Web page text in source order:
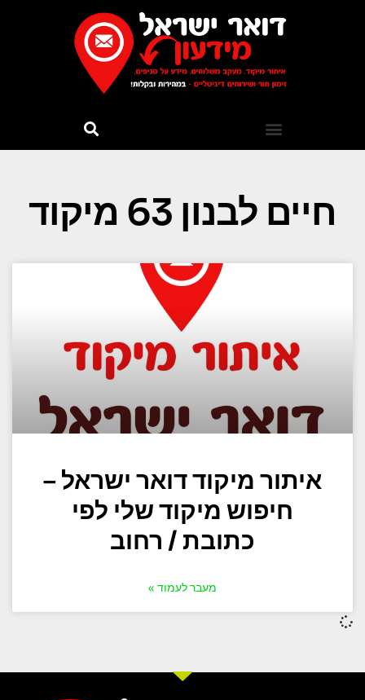
חיים לבנון 63 מיקוד
איתור מיקוד דואר ישראל –
חיפוש מיקוד שלי לפי
כתובת / רחוב
מעבר לעמוד »